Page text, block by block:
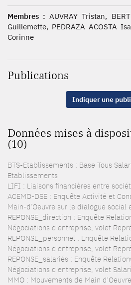
Membres : AUVRAY Tristan,
Guillemette, PEDRAZA ACOSTA
Corinne
Publications
Indiquer une
Données mises à
(10)
BTS-Etablissements : Base Tous
Etablissements
LIFI : Liaisons financières entre
ACEMO-DSE : Enquête Activité et
Main-d’Oeuvre sur le dialogue social
REPONSE_direction : Enquête
Négociations d'entreprise, volet
REPONSE_personnel : Enquête
Négociations d'entreprise, volet
REPONSE_salariés : Enquête
Négociations d'entreprise, volet
MMO : Mouvements de Main d'Oeuvre